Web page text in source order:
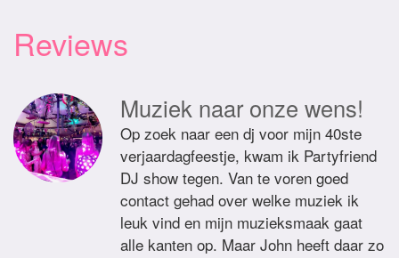
Reviews
Muziek naar onze wens!
Op zoek naar een dj voor mijn 40ste
verjaardagfeestje, kwam ik Partyfriend
DJ show tegen. Van te voren goed
contact gehad over welke muziek ik
leuk vind en mijn muzieksmaak gaat
alle kanten op. Maar John heeft daar zo